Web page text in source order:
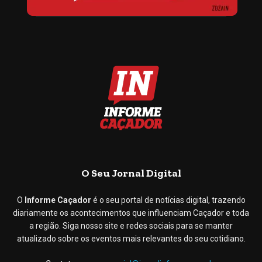
O Seu Jornal Digital
O Informe Caçador é o seu portal de notícias digital, trazendo
diariamente os acontecimentos que influenciam Caçador e toda
a região. Siga nosso site e redes sociais para se manter
atualizado sobre os eventos mais relevantes do seu cotidiano.